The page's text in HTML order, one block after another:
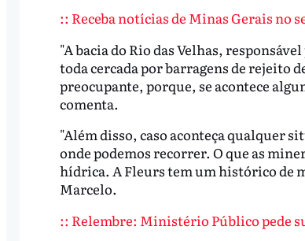
:: Receba notícias de Minas Gerais no
"A bacia do Rio das Velhas,
toda cercada por barragens de rejeito
preocupante, porque, se acontece
comenta.
"Além disso, caso aconteça qualquer
onde podemos recorrer. O que as
hídrica. A Fleurs tem um histórico de
Marcelo.
:: Relembre: Ministério Público pede